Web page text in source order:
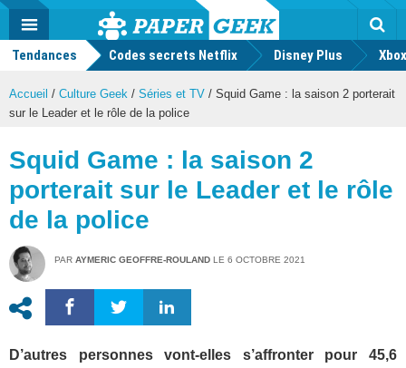
Actu
geek
MENU
Tendances Codes secrets Netflix Disney Plus
Accueil / Culture Geek / Séries et TV / Squid Game : la saison 2 porterait
sur le Leader et le rôle de la police
Squid Game : la saison 2
porterait sur le Leader et le rôle
de la police
PAR AYMERIC GEOFFRE-ROULAND LE 6 OCTOBRE 2021
D’autres personnes vont-elles s’affronter pour 45,6
Mode
FacebookTwitter Youtube